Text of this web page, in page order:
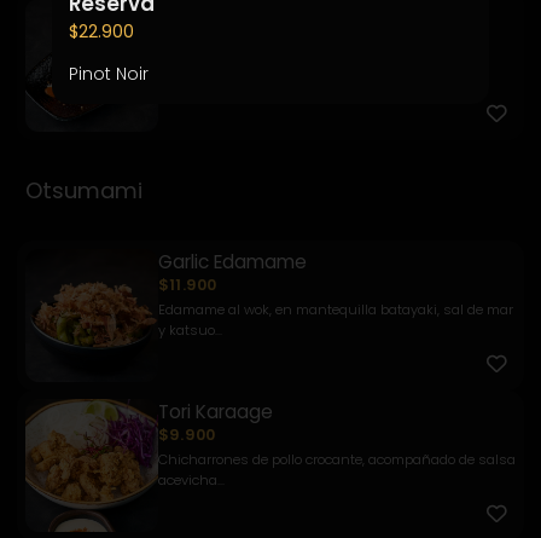
Otsumami
Garlic Edamame
$11.900
Edamame al wok, en mantequilla batayaki, sal de mar
y katsuo...
Tori Karaage
$9.900
Chicharrones de pollo crocante, acompañado de salsa
acevicha...
$22.900
Pinot Noir